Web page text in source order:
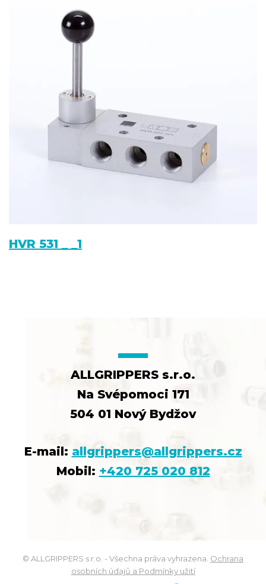
HVR 531 _ _1
ALLGRIPPERS s.r.o.
Na Svépomoci 171
504 01 Nový Bydžov
E-mail: allgrippers@allgrippers.cz
Mobil: +420 725 020 812
© ALLGRIPPERS s.r.o. - Všechna práva vyhrazena. Ochrana
osobních údajů a Podmínky užití